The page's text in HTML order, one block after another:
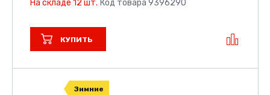
На складе 12 шт. Код товара 9396290
КУПИТЬ
Зимние